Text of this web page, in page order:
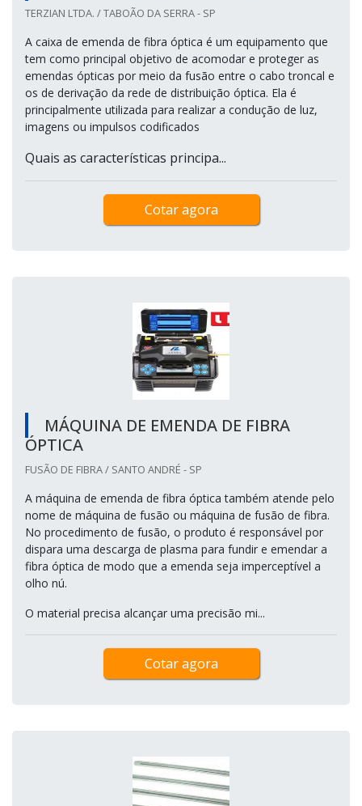
TERZIAN LTDA. / TABOÃO DA SERRA - SP
A caixa de emenda de fibra óptica é um equipamento que
tem como principal objetivo de acomodar e proteger as
emendas ópticas por meio da fusão entre o cabo troncal e
os de derivação da rede de distribuição óptica. Ela é
principalmente utilizada para realizar a condução de luz,
imagens ou impulsos codificados
Quais as características principa...
Cotar agora
MÁQUINA DE EMENDA DE FIBRA
ÓPTICA
FUSÃO DE FIBRA / SANTO ANDRÉ - SP
A máquina de emenda de fibra óptica também atende pelo
nome de máquina de fusão ou máquina de fusão de fibra.
No procedimento de fusão, o produto é responsável por
dispara uma descarga de plasma para fundir e emendar a
fibra óptica de modo que a emenda seja imperceptível a
olho nú.
O material precisa alcançar uma precisão mi...
Cotar agora